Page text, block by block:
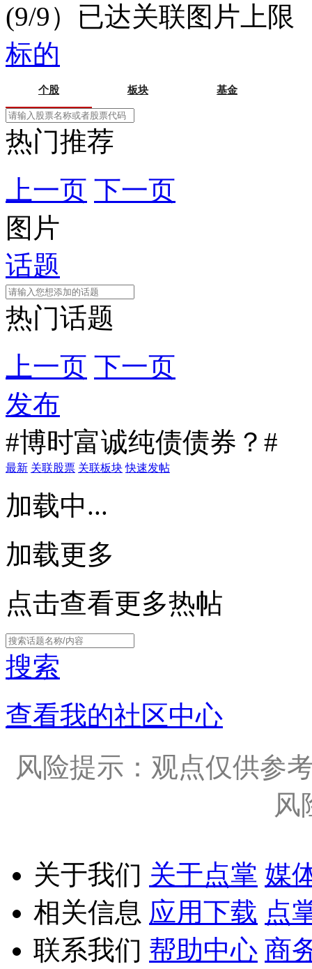
(9/9）已达关联图片上限
标的
个股 板块 基金
热门推荐
上一页 下一页
图片
话题
热门话题
上一页 下一页
发布
#博时富诚纯债债券？#
最新 关联股票 关联板块 快速发帖
加载中...
加载更多
点击查看更多热帖
搜索
查看我的社区中心
风险提示：观点仅供参
风
关于我们 关于点掌 媒
相关信息 应用下载 点
联系我们 帮助中心 商